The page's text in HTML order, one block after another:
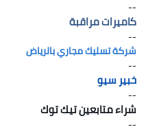
--
كاميرات مراقبة
--
شركة تسليك مجاري بالرياض
--
خبير سيو
--
شراء متابعين تيك توك
--